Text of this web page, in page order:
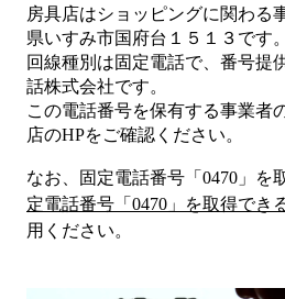
房具店はショッピングに関わる
県いすみ市国府台１５１３ です。
回線種別は固定電話で、番号提
話株式会社です。
この電話番号を保有する事業者
店のHPをご確認ください。
なお、固定電話番号「 0470 」を
定電話番号「 0470 」を取得でき
用ください。